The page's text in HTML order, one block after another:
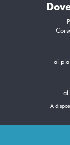
ai
al
A